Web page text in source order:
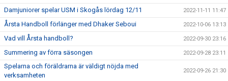
Damjuniorer spelar USM i Skogås lördag 12/11 2022-11-11 11:47
Årsta Handboll förlänger med Dhaker Seboui 2022-10-06 13:13
Vad vill Årsta handboll? 2022-09-30 23:16
Summering av förra säsongen 2022-09-28 23:11
Spelarna och föräldrarna är väldigt nöjda med
verksamheten
2022-09-26 21:30